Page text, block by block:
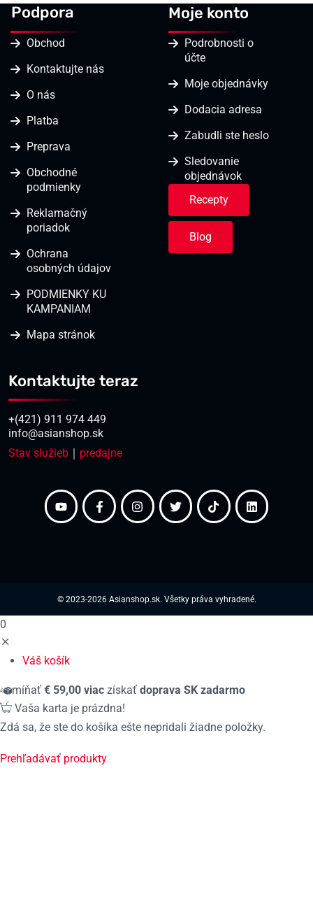
Podpora
Obchod
Kontaktujte nás
O nás
Platba
Preprava
Obchodné
podmienky
Reklamačný
poriadok
Ochrana
osobných údajov
PODMIENKY KU
KAMPANIAM
Mapa stránok
Moje konto
Podrobnosti o
účte
Moje objednávky
Dodacia adresa
Zabudli ste heslo
Sledovanie
objednávok
Recepty
Blog
Kontaktujte teraz
+(421) 911 974 449
info@asianshop.sk
Stav služieb
predajne
© 2023-2026 Asianshop.sk. Všetky práva vyhradené.
0
Váš košík
míňať € 59,00 viac získať doprava SK zadarmo
Vaša karta je prázdna!
Zdá sa, že ste do košíka ešte nepridali žiadne položky.
Prehľadávať produkty